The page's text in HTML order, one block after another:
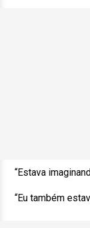
“Estava
“Eu também